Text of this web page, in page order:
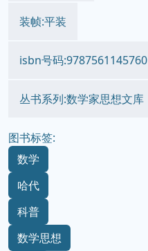
装帧:平装
isbn号码:9787561145760
丛书系列:数学家思想文库
图书标签:
数学
哈代
科普
数学思想